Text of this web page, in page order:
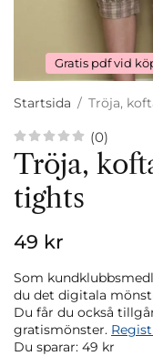
Gratis pdf vid
Startsida / Tröja,
(0)
Tröja,
tights
49 kr
Som
du det digitala
Du får du också
gratismönster.
Du sparar: 49 kr